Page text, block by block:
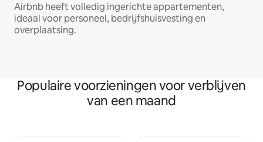
Airbnb heeft volledig ingerichte appartementen,
ideaal voor personeel, bedrijfshuisvesting en
overplaatsing.
Populaire voorzieningen voor verblijven
van een maand